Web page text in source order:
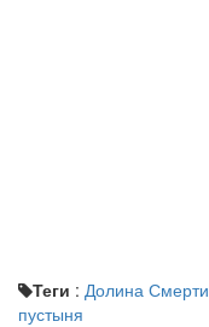
Теги : Долина Смерти
пустыня